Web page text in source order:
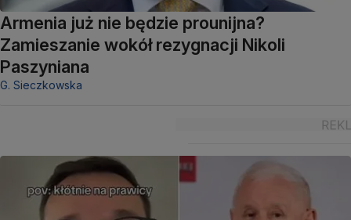
Armenia już nie będzie prounijna?
Zamieszanie wokół rezygnacji Nikoli
Paszyniana
G. Sieczkowska